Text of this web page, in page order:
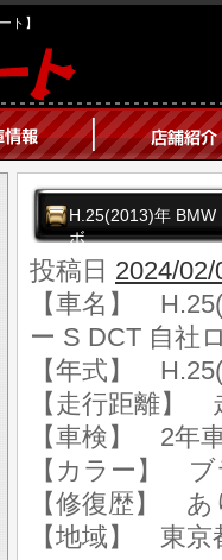
ト】
H.25(2013)年
ボ
投稿日 2024/02/
【車名】
ー S DCT 自社
【年式】
【走行距離】
【車検】 2年
【カラー】
【修復歴】 あ
【地域】 東京